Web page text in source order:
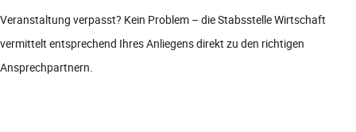
Veranstaltung verpasst? Kein Problem – die Stabsstelle Wirtschaft
vermittelt entsprechend Ihres Anliegens direkt zu den richtigen
Ansprechpartnern.